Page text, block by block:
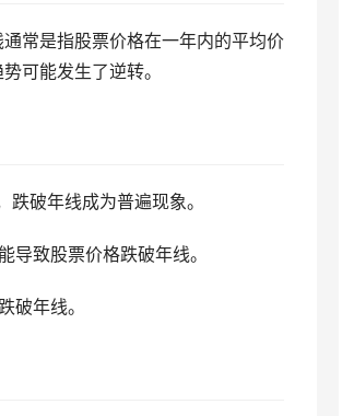
常是指股票价格在一年内的平均价
可能发生了逆转。
破年线成为普遍现象。
致股票价格跌破年线。
破年线。